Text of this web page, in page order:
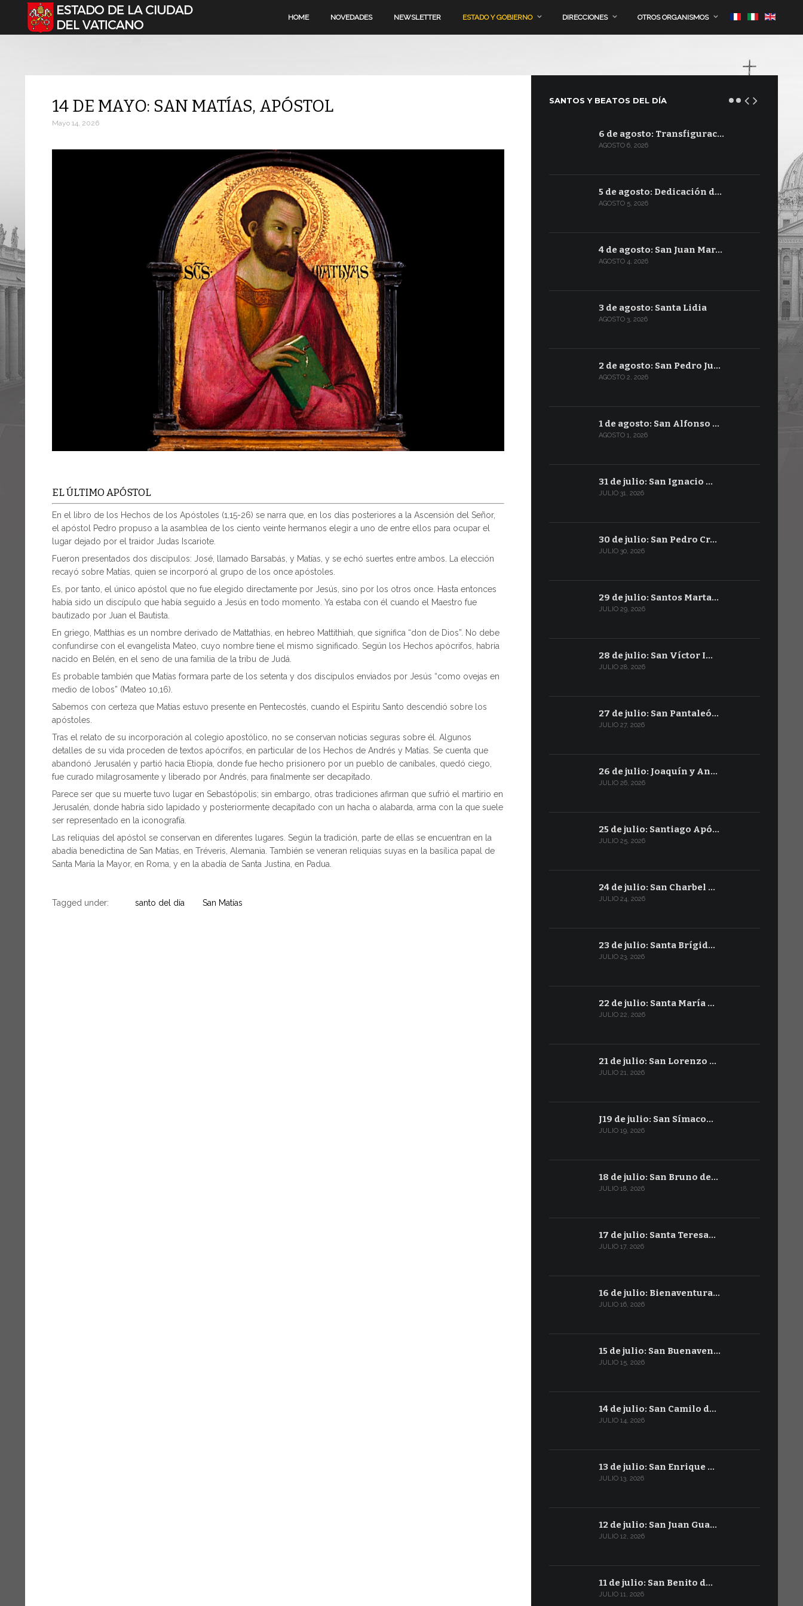
Seleccione su idioma HOME NOVEDADES NEWSLETTER ESTADO Y GOBIERNO DIRECCIONES OTROS ORGANISMOS
14 DE MAYO: SAN MATÍAS, APÓSTOL
Mayo 14, 2026
EL ÚLTIMO APÓSTOL
En el libro de los Hechos de los Apóstoles (1,15-26) se narra que, en los días posteriores a la Ascensión del Señor,
el apóstol Pedro propuso a la asamblea de los ciento veinte hermanos elegir a uno de entre ellos para ocupar el
lugar dejado por el traidor Judas Iscariote.
Fueron presentados dos discípulos: José, llamado Barsabás, y Matías, y se echó suertes entre ambos. La elección
recayó sobre Matías, quien se incorporó al grupo de los once apóstoles.
Es, por tanto, el único apóstol que no fue elegido directamente por Jesús, sino por los otros once. Hasta entonces
había sido un discípulo que había seguido a Jesús en todo momento. Ya estaba con él cuando el Maestro fue
bautizado por Juan el Bautista.
En griego, Matthias es un nombre derivado de Mattathias, en hebreo Mattithiah, que significa “don de Dios”. No debe
confundirse con el evangelista Mateo, cuyo nombre tiene el mismo significado. Según los Hechos apócrifos, habría
nacido en Belén, en el seno de una familia de la tribu de Judá.
Es probable también que Matías formara parte de los setenta y dos discípulos enviados por Jesús “como ovejas en
medio de lobos” (Mateo 10,16).
Sabemos con certeza que Matías estuvo presente en Pentecostés, cuando el Espíritu Santo descendió sobre los
apóstoles.
Tras el relato de su incorporación al colegio apostólico, no se conservan noticias seguras sobre él. Algunos
detalles de su vida proceden de textos apócrifos, en particular de los Hechos de Andrés y Matías. Se cuenta que
abandonó Jerusalén y partió hacia Etiopía, donde fue hecho prisionero por un pueblo de caníbales, quedó ciego,
fue curado milagrosamente y liberado por Andrés, para finalmente ser decapitado.
Parece ser que su muerte tuvo lugar en Sebastópolis; sin embargo, otras tradiciones afirman que sufrió el martirio en
Jerusalén, donde habría sido lapidado y posteriormente decapitado con un hacha o alabarda, arma con la que suele
ser representado en la iconografía.
Las reliquias del apóstol se conservan en diferentes lugares. Según la tradición, parte de ellas se encuentran en la
abadía benedictina de San Matías, en Tréveris, Alemania. También se veneran reliquias suyas en la basílica papal de
Santa María la Mayor, en Roma, y en la abadía de Santa Justina, en Padua.
Tagged under: santo del día San Matías
SANTOS Y BEATOS DEL DÍA
6 de agosto: Transfigurac…
AGOSTO 6, 2026
5 de agosto: Dedicación d…
AGOSTO 5, 2026
4 de agosto: San Juan Mar…
AGOSTO 4, 2026
3 de agosto: Santa Lidia
AGOSTO 3, 2026
2 de agosto: San Pedro Ju…
AGOSTO 2, 2026
1 de agosto: San Alfonso …
AGOSTO 1, 2026
31 de julio: San Ignacio …
JULIO 31, 2026
30 de julio: San Pedro Cr…
JULIO 30, 2026
29 de julio: Santos Marta…
JULIO 29, 2026
28 de julio: San Víctor I…
JULIO 28, 2026
27 de julio: San Pantaleó…
JULIO 27, 2026
26 de julio: Joaquín y An…
JULIO 26, 2026
25 de julio: Santiago Apó…
JULIO 25, 2026
24 de julio: San Charbel …
JULIO 24, 2026
23 de julio: Santa Brígid…
JULIO 23, 2026
22 de julio: Santa María …
JULIO 22, 2026
21 de julio: San Lorenzo …
JULIO 21, 2026
J19 de julio: San Símaco…
JULIO 19, 2026
18 de julio: San Bruno de…
JULIO 18, 2026
17 de julio: Santa Teresa…
JULIO 17, 2026
16 de julio: Bienaventura…
JULIO 16, 2026
15 de julio: San Buenaven…
JULIO 15, 2026
14 de julio: San Camilo d…
JULIO 14, 2026
13 de julio: San Enrique …
JULIO 13, 2026
12 de julio: San Juan Gua…
JULIO 12, 2026
11 de julio: San Benito d…
JULIO 11, 2026